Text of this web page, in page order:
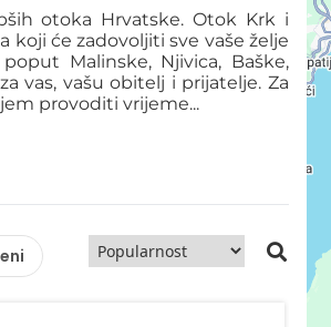
otoka Hrvatske. Otok Krk i
će zadovoljiti sve vaše želje
Malinske, Njivica, Baške,
vas, vašu obitelj i prijatelje. Za
provoditi vrijeme...